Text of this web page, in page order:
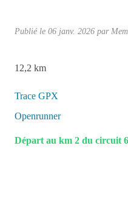
Publié le 06 janv. 2026 par
12,2 km
Trace GPX
Openrunner
Départ au km 2 du circuit